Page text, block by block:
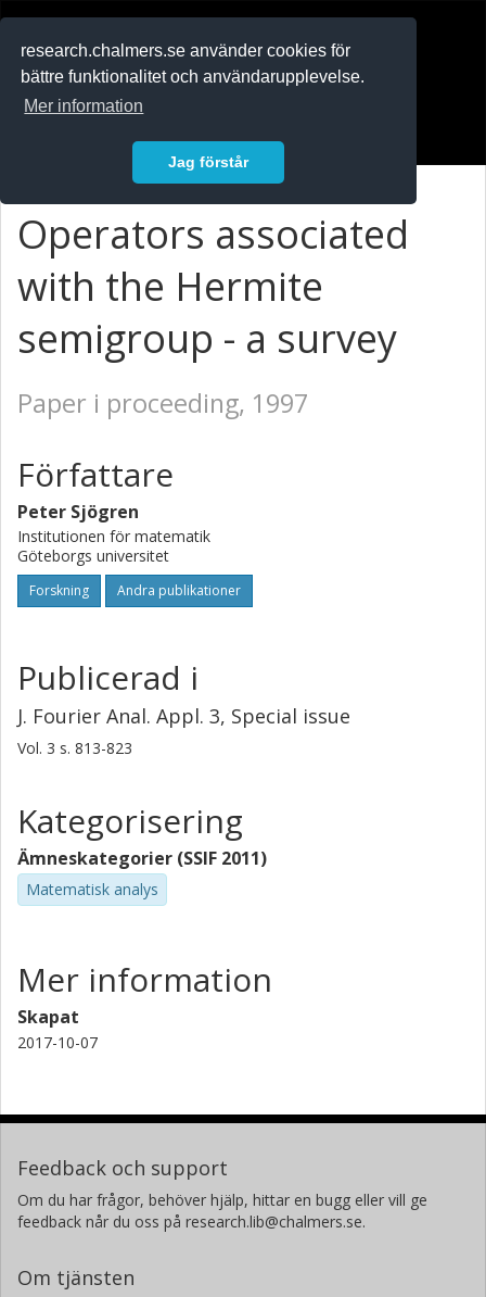
research.chalmers.se använder cookies för
bättre funktionalitet och användarupplevelse.
Mer information
Jag förstår
Operators associated
with the Hermite
semigroup - a survey
Paper i proceeding, 1997
Författare
Peter Sjögren
Institutionen för matematik
Göteborgs universitet
Forskning Andra publikationer
Publicerad i
J. Fourier Anal. Appl. 3, Special issue
Vol. 3 s. 813-823
Kategorisering
Ämneskategorier (SSIF 2011)
Matematisk analys
Mer information
Skapat
2017-10-07
Feedback och support
Om du har frågor, behöver hjälp, hittar en bugg eller vill ge
feedback når du oss på research.lib@chalmers.se.
Om tjänsten